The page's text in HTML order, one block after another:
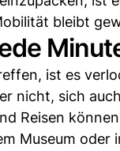
bleibt
ist es
nicht, sich
Reisen
Museum oder